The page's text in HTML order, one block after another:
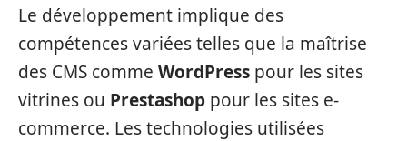
Le développement implique des
compétences variées telles que la maîtrise
des CMS comme WordPress pour les sites
vitrines ou Prestashop pour les sites e-
commerce. Les technologies utilisées